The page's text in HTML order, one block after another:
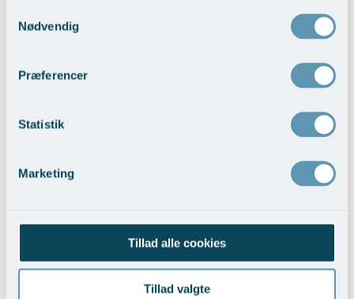
Nødvendig
Præferencer
Statistik
Marketing
Tillad alle cookies
Tillad valgte
Brystløft
Brystløft og BFO med implantater
Vis behandlingseksempler>